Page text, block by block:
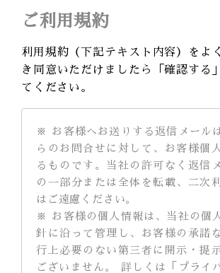
ご利用規約
利用規約（下記テキスト内容）をよ
き同意いただけましたら「確認する
てください。
※ お客様へお送りする返信メール
らのお問合せに対して、お客様個
るものです。当社の許可なく返信
の一部分または全体を転載、二次
はご遠慮ください。
※ お客様の個人情報は、当社の個
針に沿って管理し、お客様の承諾
行上必要のない第三者に開示・提
ございません。 詳しくは「プライ